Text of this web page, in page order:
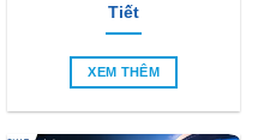
XEM THÊM